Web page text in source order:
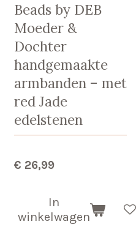
Beads by DEB
Moeder &
Dochter
handgemaakte
armbanden – met
red Jade
edelstenen
€ 26,99
In
winkelwagen